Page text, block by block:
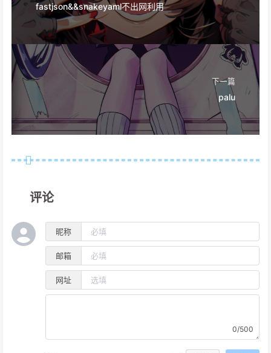
fastjson&&snakeyaml不出网利用
下一篇
palu
评论
昵称
邮箱
网址
0/500